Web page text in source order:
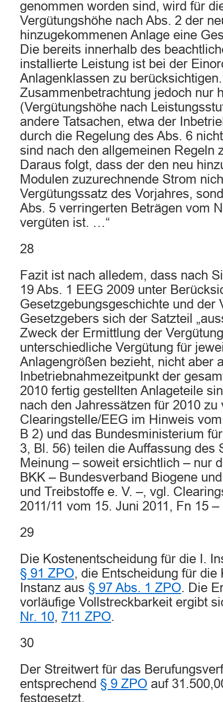
genommen worden sind, wird für
Vergütungshöhe nach Abs. 2 der
hinzugekommenen Anlage eine
Die bereits innerhalb des
installierte Leistung ist bei der
Anlagenklassen zu
Zusammenbetrachtung jedoch nur
(Vergütungshöhe nach
andere Tatsachen, etwa der
durch die Regelung des Abs. 6
sind nach den allgemeinen Regeln
Daraus folgt, dass der den neu
Modulen zuzurechnende Strom
Vergütungssatz des Vorjahres,
Abs. 5 verringerten Beträgen vom
vergüten ist. …“
28
Fazit ist nach alledem, dass nach
19 Abs. 1 EEG 2009 unter
Gesetzgebungsgeschichte und der
Gesetzgebers sich der Satzteil
Zweck der Ermittlung der
unterschiedliche Vergütung für
Anlagengrößen bezieht, nicht aber
Inbetriebnahmezeitpunkt der
2010 fertig gestellten Anlageteile
nach den Jahressätzen für 2010 zu
Clearingstelle/EEG im Hinweis
B 2) und das Bundesministerium
3, Bl. 56) teilen die Auffassung des
Meinung – soweit ersichtlich – nur
BKK – Bundesverband Biogene
und Treibstoffe e. V. –, vgl.
2011/11 vom 15. Juni 2011, Fn 15
29
Die Kostenentscheidung für die I.
§ 91 ZPO, die Entscheidung für die
Instanz aus § 97 Abs. 1 ZPO. Die
vorläufige Vollstreckbarkeit ergibt
Nr. 10, 711 ZPO.
30
Der Streitwert für das
entsprechend § 9 ZPO auf
festgesetzt.